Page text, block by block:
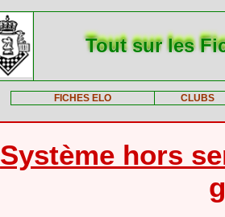
Tout sur les
FICHES ELO CLUBS
Système hors